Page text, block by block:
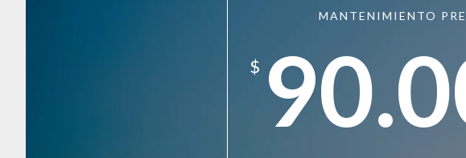
MANTENIMIENTO
$